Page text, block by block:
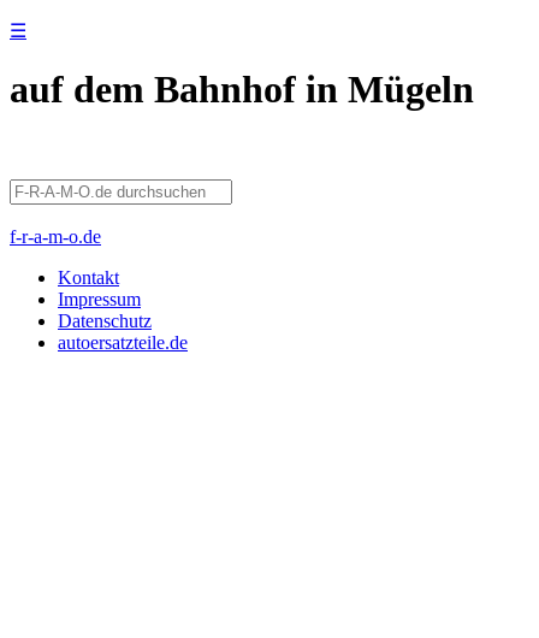
☰
auf dem Bahnhof in Mügeln
f-r-a-m-o.de
Kontakt
Impressum
Datenschutz
autoersatzteile.de